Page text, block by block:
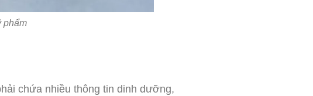
phẩm
chứa nhiều thông tin dinh dưỡng,